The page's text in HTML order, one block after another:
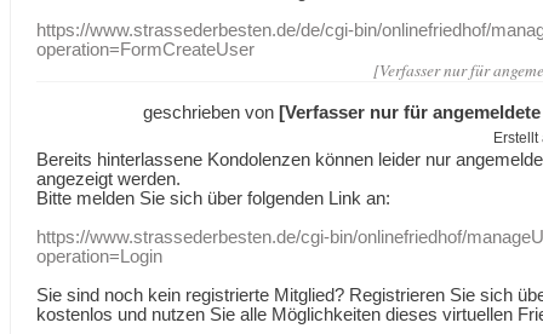
https://www.strassederbesten.de/de/cgi-bin/onlinefriedhof/
operation=FormCreateUser
[Verfasser nur für
geschrieben von [Verfasser nur für
Erstellt
Bereits hinterlassene Kondolenzen können leider nur
angezeigt werden.
Bitte melden Sie sich über folgenden Link an:
https://www.strassederbesten.de/cgi-bin/onlinefriedhof/
operation=Login
Sie sind noch kein registrierte Mitglied? Registrieren Sie sich
kostenlos und nutzen Sie alle Möglichkeiten dieses virtuellen